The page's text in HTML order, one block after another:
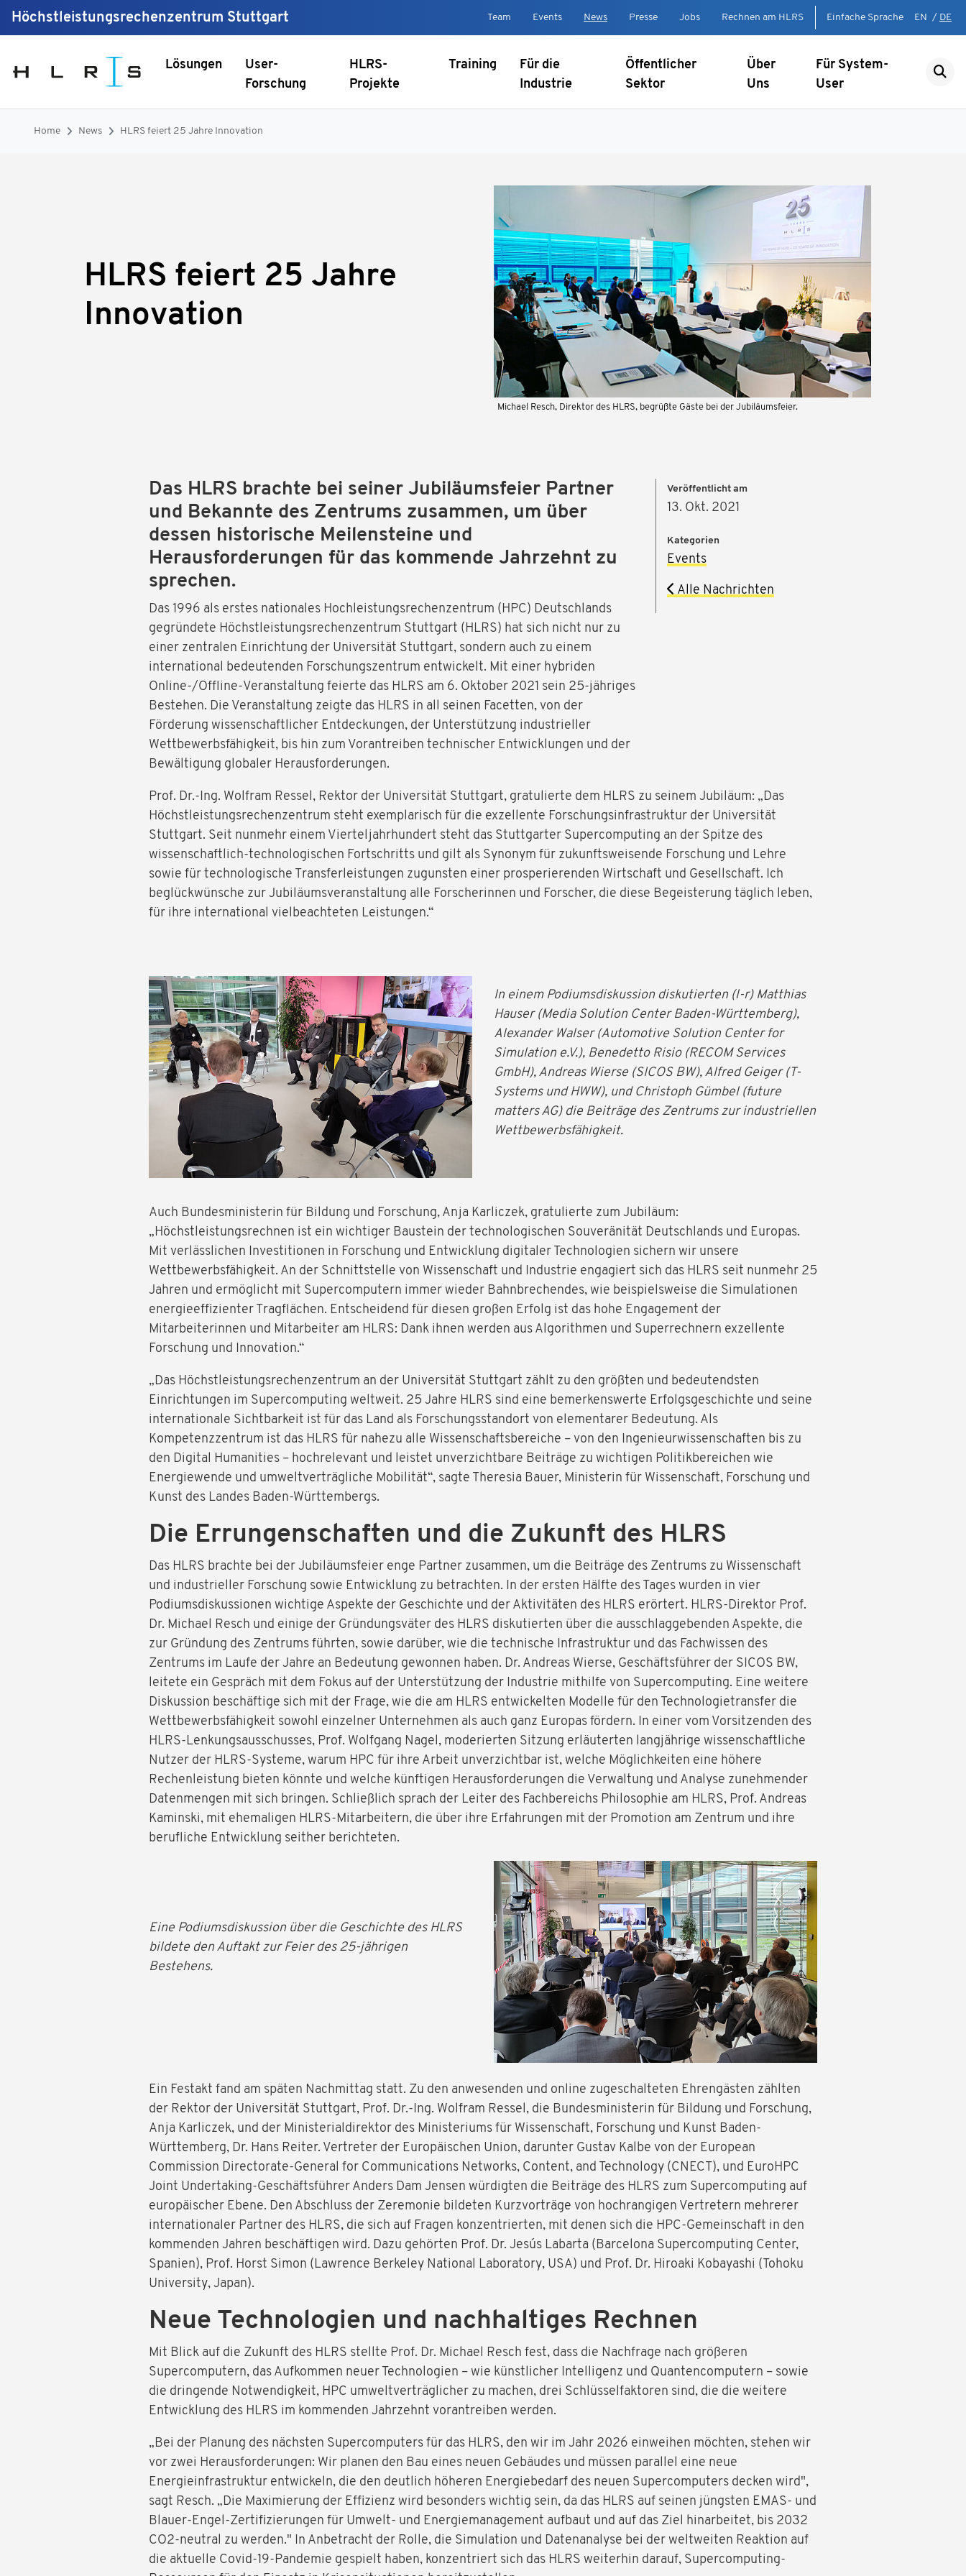
Höchstleistungsrechenzentrum Stuttgart Team Events News Presse Jobs Rechnen am HLRS Einfache Sprache EN / DE
Lösungen
User-
Forschung
HLRS-
Projekte
Training
Für die
Industrie
Öffentlicher
Sektor
Über
Uns
Für System-
User
Home News HLRS feiert 25 Jahre Innovation
HLRS feiert 25 Jahre
Innovation
Michael Resch, Direktor des HLRS, begrüßte Gäste bei der Jubiläumsfeier.
Das HLRS brachte bei seiner Jubiläumsfeier Partner
und Bekannte des Zentrums zusammen, um über
dessen historische Meilensteine und
Herausforderungen für das kommende Jahrzehnt zu
sprechen.
Das 1996 als erstes nationales Hochleistungsrechenzentrum (HPC) Deutschlands
gegründete Höchstleistungsrechenzentrum Stuttgart (HLRS) hat sich nicht nur zu
einer zentralen Einrichtung der Universität Stuttgart, sondern auch zu einem
international bedeutenden Forschungszentrum entwickelt. Mit einer hybriden
Online-/Offline-Veranstaltung feierte das HLRS am 6. Oktober 2021 sein 25-jähriges
Bestehen. Die Veranstaltung zeigte das HLRS in all seinen Facetten, von der
Förderung wissenschaftlicher Entdeckungen, der Unterstützung industrieller
Wettbewerbsfähigkeit, bis hin zum Vorantreiben technischer Entwicklungen und der
Bewältigung globaler Herausforderungen.
Veröffentlicht am
13. Okt. 2021
Kategorien
Events
Alle Nachrichten
Prof. Dr.-Ing. Wolfram Ressel, Rektor der Universität Stuttgart, gratulierte dem HLRS zu seinem Jubiläum: „Das
Höchstleistungsrechenzentrum steht exemplarisch für die exzellente Forschungsinfrastruktur der Universität
Stuttgart. Seit nunmehr einem Vierteljahrhundert steht das Stuttgarter Supercomputing an der Spitze des
wissenschaftlich-technologischen Fortschritts und gilt als Synonym für zukunftsweisende Forschung und Lehre
sowie für technologische Transferleistungen zugunsten einer prosperierenden Wirtschaft und Gesellschaft. Ich
beglückwünsche zur Jubiläumsveranstaltung alle Forscherinnen und Forscher, die diese Begeisterung täglich leben,
für ihre international vielbeachteten Leistungen.“
In einem Podiumsdiskussion diskutierten (l-r) Matthias
Hauser (Media Solution Center Baden-Württemberg),
Alexander Walser (Automotive Solution Center for
Simulation e.V.), Benedetto Risio (RECOM Services
GmbH), Andreas Wierse (SICOS BW), Alfred Geiger (T-
Systems und HWW), und Christoph Gümbel (future
matters AG) die Beiträge des Zentrums zur industriellen
Wettbewerbsfähigkeit.
Auch Bundesministerin für Bildung und Forschung, Anja Karliczek, gratulierte zum Jubiläum:
„Höchstleistungsrechnen ist ein wichtiger Baustein der technologischen Souveränität Deutschlands und Europas.
Mit verlässlichen Investitionen in Forschung und Entwicklung digitaler Technologien sichern wir unsere
Wettbewerbsfähigkeit. An der Schnittstelle von Wissenschaft und Industrie engagiert sich das HLRS seit nunmehr 25
Jahren und ermöglicht mit Supercomputern immer wieder Bahnbrechendes, wie beispielsweise die Simulationen
energieeffizienter Tragflächen. Entscheidend für diesen großen Erfolg ist das hohe Engagement der
Mitarbeiterinnen und Mitarbeiter am HLRS: Dank ihnen werden aus Algorithmen und Superrechnern exzellente
Forschung und Innovation.“
„Das Höchstleistungsrechenzentrum an der Universität Stuttgart zählt zu den größten und bedeutendsten
Einrichtungen im Supercomputing weltweit. 25 Jahre HLRS sind eine bemerkenswerte Erfolgsgeschichte und seine
internationale Sichtbarkeit ist für das Land als Forschungsstandort von elementarer Bedeutung. Als
Kompetenzzentrum ist das HLRS für nahezu alle Wissenschaftsbereiche – von den Ingenieurwissenschaften bis zu
den Digital Humanities – hochrelevant und leistet unverzichtbare Beiträge zu wichtigen Politikbereichen wie
Energiewende und umweltverträgliche Mobilität“, sagte Theresia Bauer, Ministerin für Wissenschaft, Forschung und
Kunst des Landes Baden-Württembergs.
Die Errungenschaften und die Zukunft des HLRS
Das HLRS brachte bei der Jubiläumsfeier enge Partner zusammen, um die Beiträge des Zentrums zu Wissenschaft
und industrieller Forschung sowie Entwicklung zu betrachten. In der ersten Hälfte des Tages wurden in vier
Podiumsdiskussionen wichtige Aspekte der Geschichte und der Aktivitäten des HLRS erörtert. HLRS-Direktor Prof.
Dr. Michael Resch und einige der Gründungsväter des HLRS diskutierten über die ausschlaggebenden Aspekte, die
zur Gründung des Zentrums führten, sowie darüber, wie die technische Infrastruktur und das Fachwissen des
Zentrums im Laufe der Jahre an Bedeutung gewonnen haben. Dr. Andreas Wierse, Geschäftsführer der SICOS BW,
leitete ein Gespräch mit dem Fokus auf der Unterstützung der Industrie mithilfe von Supercomputing. Eine weitere
Diskussion beschäftige sich mit der Frage, wie die am HLRS entwickelten Modelle für den Technologietransfer die
Wettbewerbsfähigkeit sowohl einzelner Unternehmen als auch ganz Europas fördern. In einer vom Vorsitzenden des
HLRS-Lenkungsausschusses, Prof. Wolfgang Nagel, moderierten Sitzung erläuterten langjährige wissenschaftliche
Nutzer der HLRS-Systeme, warum HPC für ihre Arbeit unverzichtbar ist, welche Möglichkeiten eine höhere
Rechenleistung bieten könnte und welche künftigen Herausforderungen die Verwaltung und Analyse zunehmender
Datenmengen mit sich bringen. Schließlich sprach der Leiter des Fachbereichs Philosophie am HLRS, Prof. Andreas
Kaminski, mit ehemaligen HLRS-Mitarbeitern, die über ihre Erfahrungen mit der Promotion am Zentrum und ihre
berufliche Entwicklung seither berichteten.
Eine Podiumsdiskussion über die Geschichte des HLRS
bildete den Auftakt zur Feier des 25-jährigen
Bestehens.
Ein Festakt fand am späten Nachmittag statt. Zu den anwesenden und online zugeschalteten Ehrengästen zählten
der Rektor der Universität Stuttgart, Prof. Dr.-Ing. Wolfram Ressel, die Bundesministerin für Bildung und Forschung,
Anja Karliczek, und der Ministerialdirektor des Ministeriums für Wissenschaft, Forschung und Kunst Baden-
Württemberg, Dr. Hans Reiter. Vertreter der Europäischen Union, darunter Gustav Kalbe von der European
Commission Directorate-General for Communications Networks, Content, and Technology (CNECT), und EuroHPC
Joint Undertaking-Geschäftsführer Anders Dam Jensen würdigten die Beiträge des HLRS zum Supercomputing auf
europäischer Ebene. Den Abschluss der Zeremonie bildeten Kurzvorträge von hochrangigen Vertretern mehrerer
internationaler Partner des HLRS, die sich auf Fragen konzentrierten, mit denen sich die HPC-Gemeinschaft in den
kommenden Jahren beschäftigen wird. Dazu gehörten Prof. Dr. Jesús Labarta (Barcelona Supercomputing Center,
Spanien), Prof. Horst Simon (Lawrence Berkeley National Laboratory, USA) und Prof. Dr. Hiroaki Kobayashi (Tohoku
University, Japan).
Neue Technologien und nachhaltiges Rechnen
Mit Blick auf die Zukunft des HLRS stellte Prof. Dr. Michael Resch fest, dass die Nachfrage nach größeren
Supercomputern, das Aufkommen neuer Technologien – wie künstlicher Intelligenz und Quantencomputern – sowie
die dringende Notwendigkeit, HPC umweltverträglicher zu machen, drei Schlüsselfaktoren sind, die die weitere
Entwicklung des HLRS im kommenden Jahrzehnt vorantreiben werden.
„Bei der Planung des nächsten Supercomputers für das HLRS, den wir im Jahr 2026 einweihen möchten, stehen wir
vor zwei Herausforderungen: Wir planen den Bau eines neuen Gebäudes und müssen parallel eine neue
Energieinfrastruktur entwickeln, die den deutlich höheren Energiebedarf des neuen Supercomputers decken wird",
sagt Resch. „Die Maximierung der Effizienz wird besonders wichtig sein, da das HLRS auf seinen jüngsten EMAS- und
Blauer-Engel-Zertifizierungen für Umwelt- und Energiemanagement aufbaut und auf das Ziel hinarbeitet, bis 2032
CO2-neutral zu werden." In Anbetracht der Rolle, die Simulation und Datenanalyse bei der weltweiten Reaktion auf
die aktuelle Covid-19-Pandemie gespielt haben, konzentriert sich das HLRS weiterhin darauf, Supercomputing-